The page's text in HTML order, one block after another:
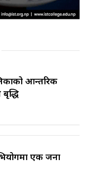
आन्तरिक
एक जना